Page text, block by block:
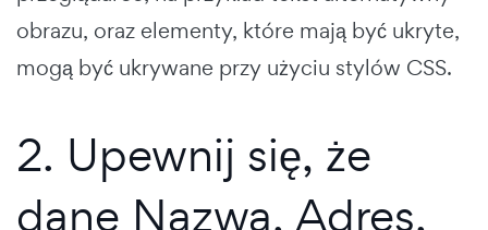
obrazu, oraz elementy, które mają być ukryte,
mogą być ukrywane przy użyciu stylów CSS.
2. Upewnij się, że
dane Nazwa, Adres,